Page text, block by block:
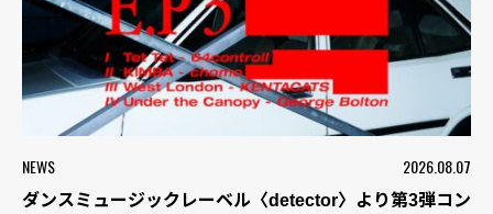
NEWS 2026.08.07
ダンスミュージックレーベル〈detector〉より第3弾コン